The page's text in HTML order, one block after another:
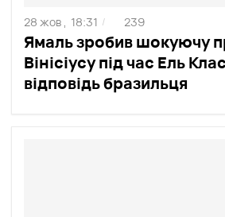
Ямаль зробив шокуючу
Вінісіусу під час Ель
відповідь бразильця
28 жов , 18:31 / 239